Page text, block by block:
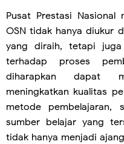
Pusat Prestasi Nasional
OSN tidak hanya diukur
yang diraih, tetapi
terhadap proses
diharapkan dapat
meningkatkan kualitas
metode pembelajaran,
sumber belajar yang
tidak hanya menjadi